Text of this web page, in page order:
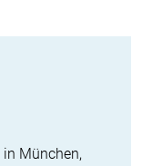
in München,